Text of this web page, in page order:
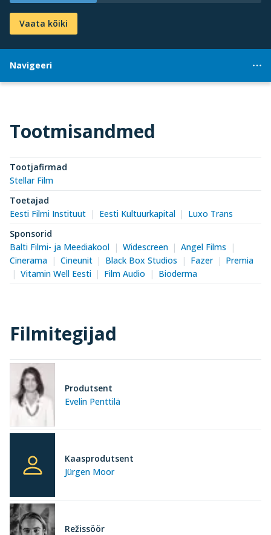
Vaata kõiki
Navigeeri
Tootmisandmed
Tootjafirmad
Stellar Film
Toetajad
Eesti Filmi Instituut
Eesti Kultuurkapital
Luxo Trans
Sponsorid
Balti Filmi- ja Meediakool
Widescreen
Angel Films
Cinerama
Cineunit Black Box Studios Fazer
Premia
Vitamin Well Eesti
Film Audio Bioderma
Filmitegijad
Evelin Penttilä
Produtsent
Jürgen Moor
Kaasprodutsent
Režissöör